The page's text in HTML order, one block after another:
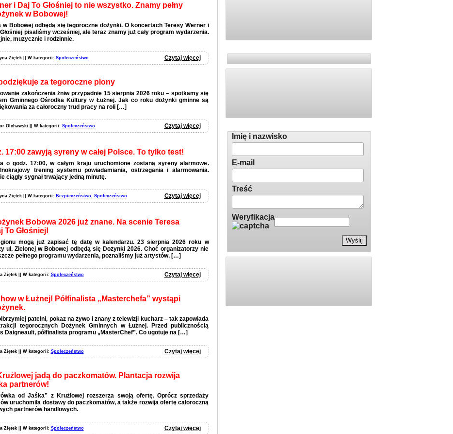
i Daj To Głośniej to nie wszystko. Znamy pełny
w Bobowej!
w Bobowej odbędą się tegoroczne dożynki. O koncertach Teresy Werner i
Głośniej pisaliśmy wcześniej, ale teraz znamy już cały program wydarzenia.
muzycznie i rodzinnie.
Ziętek || W kategorii: Społeczeństwo Czytaj więcej
za tegoroczne plony
zakończenia żniw przypadnie 15 sierpnia 2026 roku – spotkamy się
Gminnego Ośrodka Kultury w Łużnej. Jak co roku dożynki gminne są
za całoroczny trud pracy na roli […]
Olchawski || W kategorii: Społeczeństwo Czytaj więcej
17:00 zawyją syreny w całej Polsce. To tylko test!
o godz. 17:00, w całym kraju uruchomione zostaną syreny alarmowe.
trening systemu powiadamiania, ostrzegania i alarmowania.
ciągły sygnał trwający jedną minutę.
Ziętek || W kategorii: Bezpieczeństwo, Społeczeństwo Czytaj więcej
Bobowa 2026 już znane. Na scenie Teresa
To Głośniej!
mogą już zapisać tę datę w kalendarzu. 23 sierpnia 2026 roku w
ul. Zielonej w Bobowej odbędą się Dożynki 2026. Choć organizatorzy nie
pełnego programu wydarzenia, poznaliśmy już artystów, […]
Ziętek || W kategorii: Społeczeństwo Czytaj więcej
w Łużnej! Półfinalista „Masterchefa” wystąpi
patelni, pokaz na żywo i znany z telewizji kucharz – tak zapowiada
tegorocznych Dożynek Gminnych w Łużnej. Przed publicznością
Daigneault, półfinalista programu „MasterChef”. Co ugotuje na […]
Ziętek || W kategorii: Społeczeństwo Czytaj więcej
jadą do paczkomatów. Plantacja rozwija
partnerów!
od Jaśka” z Krużlowej rozszerza swoją ofertę. Oprócz sprzedaży
uruchomiła dostawy do paczkomatów, a także rozwija ofertę całoroczną
partnerów handlowych.
Ziętek || W kategorii: Społeczeństwo Czytaj więcej
Imię i nazwisko
E-mail
Treść
Weryfikacja